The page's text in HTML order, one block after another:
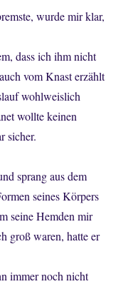
wurde mir klar,
dass ich ihm nicht
vom Knast erzählt
wohlweislich
wollte keinen
sicher.
sprang aus dem
seines Körpers
seine Hemden mir
groß waren, hatte er
immer noch nicht